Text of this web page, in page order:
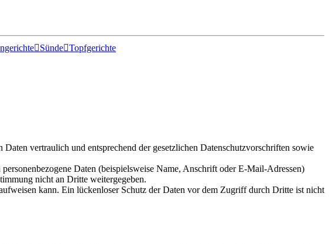
SündeTopfgerichte
vertraulich und entsprechend der gesetzlichen Datenschutzvorschriften sowie
Daten (beispielsweise Name, Anschrift oder E-Mail-Adressen)
nicht an Dritte weitergegeben.
kann. Ein lückenloser Schutz der Daten vor dem Zugriff durch Dritte ist nicht